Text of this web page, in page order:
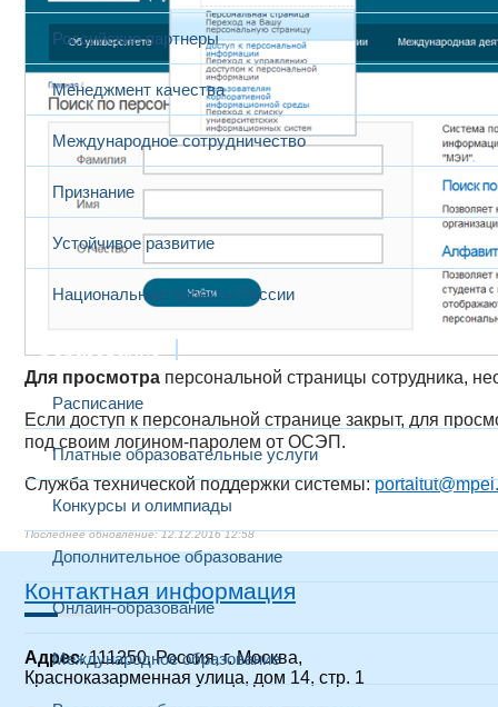
Российские партнеры
Менеджмент качества
Международное сотрудничество
Признание
Устойчивое развитие
Национальные проекты России
Образование
Расписание
Платные образовательные услуги
Конкурсы и олимпиады
Дополнительное образование
Онлайн-образование
Международное образование
Для просмотра персональной страницы сотрудника,
Если доступ к персональной странице закрыт, для
под своим логином-паролем от ОСЭП.
Служба технической поддержки системы:
12.12.2016 12:58
Контактная информация
Адрес: 111250, Россия, г. Москва,
Красноказарменная улица, дом 14, стр. 1